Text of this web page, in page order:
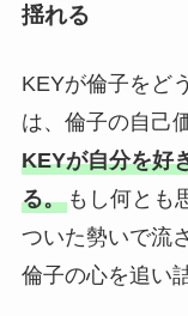
揺れる
KEYが倫子をど
は、倫子の自己
KEYが自分を好
る。もし何とも
ついた勢いで流
倫子の心を追い